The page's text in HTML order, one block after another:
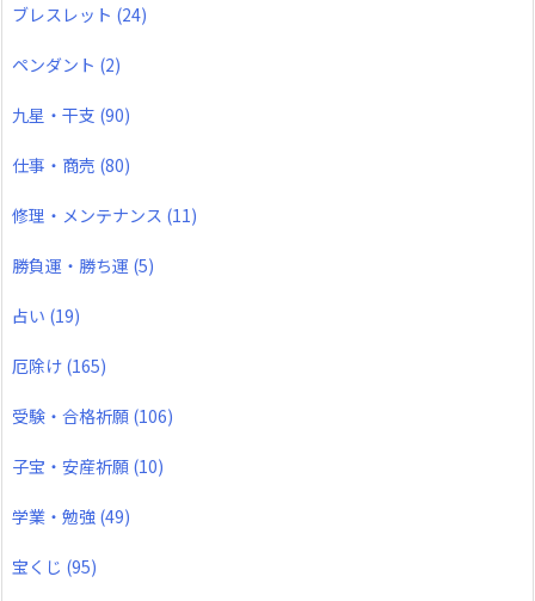
ブレスレット (24)
ペンダント (2)
九星・干支 (90)
仕事・商売 (80)
修理・メンテナンス (11)
勝負運・勝ち運 (5)
占い (19)
厄除け (165)
受験・合格祈願 (106)
子宝・安産祈願 (10)
学業・勉強 (49)
宝くじ (95)